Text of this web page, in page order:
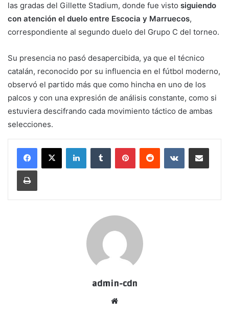
las gradas del Gillette Stadium, donde fue visto siguiendo
con atención el duelo entre Escocia y Marruecos,
correspondiente al segundo duelo del Grupo C del torneo.
Su presencia no pasó desapercibida, ya que el técnico
catalán, reconocido por su influencia en el fútbol moderno,
observó el partido más que como hincha en uno de los
palcos y con una expresión de análisis constante, como si
estuviera descifrando cada movimiento táctico de ambas
selecciones.
LinkedInTumblr PinterestReddit VKontakteShare via Email
Print
admin-cdn